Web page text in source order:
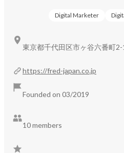
Digital Marketer
https://fred-japan.co.jp
Founded on 03/2019
10 members
東京都千代田区市ヶ谷六番町